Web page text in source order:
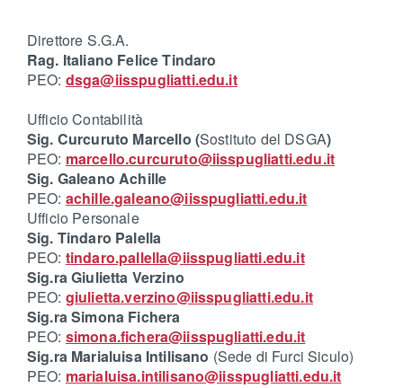
Direttore S.G.A.
Rag. Italiano Felice Tindaro
PEO: dsga@iisspugliatti.edu.it
Ufficio Contabilità
Sig. Curcuruto Marcello (Sostituto del DSGA)
PEO: marcello.curcuruto@iisspugliatti.edu.it
Sig. Galeano Achille
PEO: achille.galeano@iisspugliatti.edu.it
Ufficio Personale
Sig. Tindaro Palella
PEO: tindaro.pallella@iisspugliatti.edu.it
Sig.ra Giulietta Verzino
PEO: giulietta.verzino@iisspugliatti.edu.it
Sig.ra Simona Fichera
PEO: simona.fichera@iisspugliatti.edu.it
Sig.ra Marialuisa Intilisano (Sede di Furci Siculo)
PEO: marialuisa.intilisano@iisspugliatti.edu.it